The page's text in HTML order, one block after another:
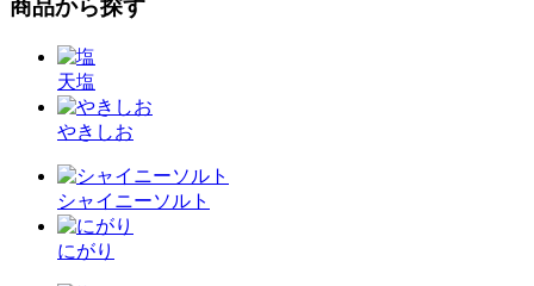
商品から探す
天塩
やきしお
シャイニーソルト
にがり